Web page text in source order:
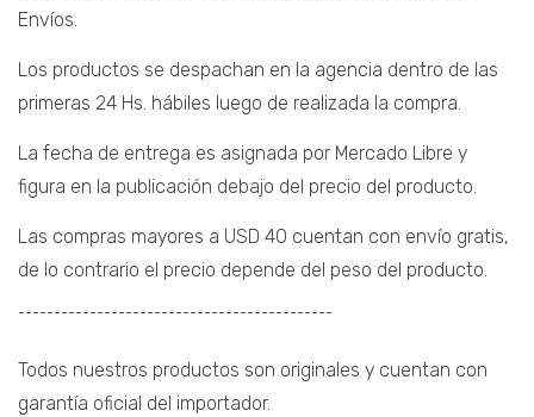
Envíos.
Los productos se despachan en la agencia dentro de las
primeras 24 Hs. hábiles luego de realizada la compra.
La fecha de entrega es asignada por Mercado Libre y
figura en la publicación debajo del precio del producto.
Las compras mayores a USD 40 cuentan con envío gratis,
de lo contrario el precio depende del peso del producto.
¯¯¯¯¯¯¯¯¯¯¯¯¯¯¯¯¯¯¯¯¯¯¯¯¯¯¯¯¯¯¯¯¯¯¯¯¯¯¯¯¯¯¯¯
Todos nuestros productos son originales y cuentan con
garantía oficial del importador.